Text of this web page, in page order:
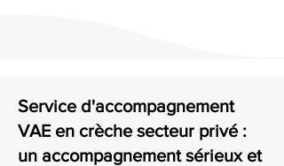
Service d'accompagnement
VAE en crèche secteur privé :
un accompagnement sérieux et